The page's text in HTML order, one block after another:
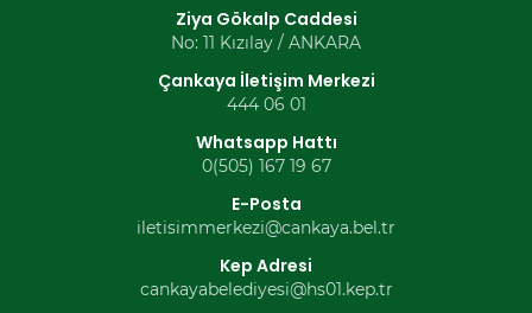
Ziya Gökalp Caddesi
No: 11 Kızılay / ANKARA
Çankaya İletişim Merkezi
444 06 01
Whatsapp Hattı
0(505) 167 19 67
E-Posta
iletisimmerkezi@cankaya.bel.tr
Kep Adresi
cankayabelediyesi@hs01.kep.tr